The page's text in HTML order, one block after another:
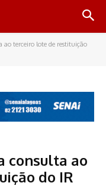
ao terceiro lote de restituição
consulta ao
do IR